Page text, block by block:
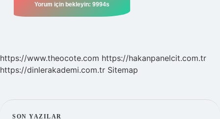
https://www.theocote.com https://hakanpanelcit.com.tr
https://dinlerakademi.com.tr Sitemap
SON YAZILAR